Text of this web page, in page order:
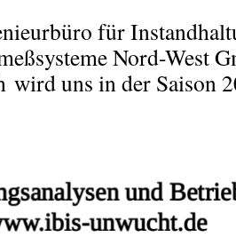
für
Nord-West
wird uns in der Saison